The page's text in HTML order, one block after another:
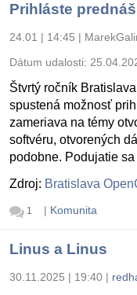
Prihláste
24.01 | 14:45 |
Dátum udalosti:
Štvrtý ročník
spustená možnosť
zameriava na témy
softvéru, otvorených
podobne. Podujatie
Zdroj: Bratislava
1 | Komunita
Linus a Linus
30.11.2025 | 19:40 |